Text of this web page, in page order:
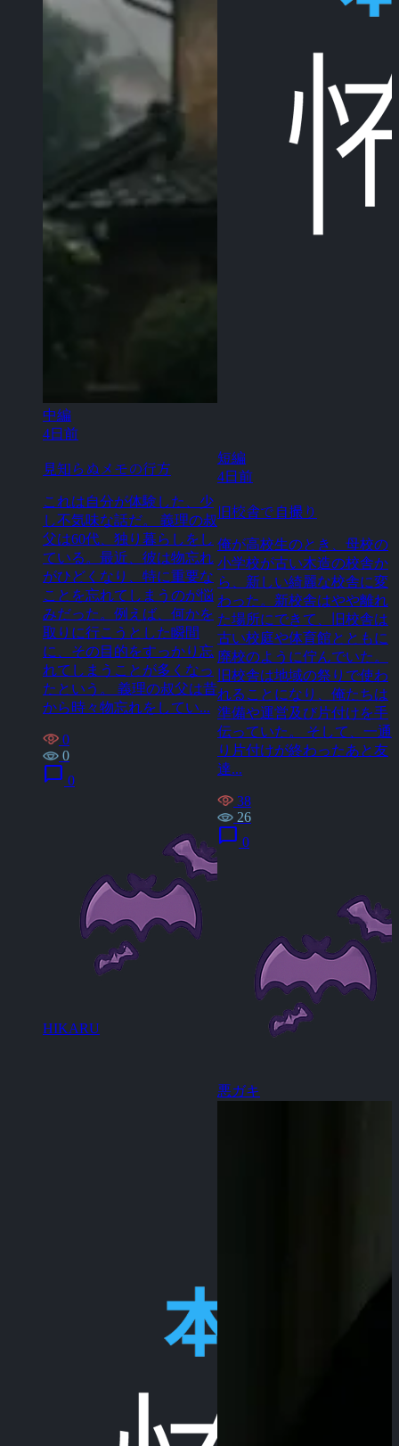
中編
4日前
見知らぬメモの行方
これは自分が体験した、少
し不気味な話だ。 義理の叔
父は60代、独り暮らしをし
ている。最近、彼は物忘れ
がひどくなり、特に重要な
ことを忘れてしまうのが悩
みだった。例えば、何かを
取りに行こうとした瞬間
に、その目的をすっかり忘
れてしまうことが多くなっ
たという。 義理の叔父は昔
から時々物忘れをしてい...
0
0
chat_bubble 0
HIKARU
短編
4日前
旧校舎で自撮り
俺が高校生のとき、母校の
小学校が古い木造の校舎か
ら、新しい綺麗な校舎に変
わった。新校舎はやや離れ
た場所にできて、旧校舎は
古い校庭や体育館とともに
廃校のように佇んでいた。
旧校舎は地域の祭りで使わ
れることになり、俺たちは
準備や運営及び片付けを手
伝っていた。 そして、一通
り片付けが終わったあと友
達...
38
26
chat_bubble 0
悪ガキ